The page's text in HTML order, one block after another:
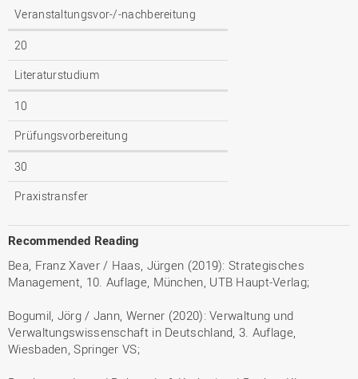
Veranstaltungsvor-/-nachbereitung
20
Literaturstudium
10
Prüfungsvorbereitung
30
Praxistransfer
Recommended Reading
Bea, Franz Xaver / Haas, Jürgen (2019): Strategisches
Management, 10. Auflage, München, UTB Haupt-Verlag;
Bogumil, Jörg / Jann, Werner (2020): Verwaltung und
Verwaltungswissenschaft in Deutschland, 3. Auflage,
Wiesbaden, Springer VS;